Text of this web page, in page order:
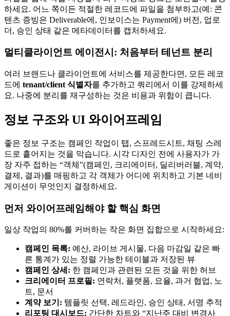
하세요. 어느 쪽이든 적절한 레코드에 파일을 첨부하고(예: 콘
텐츠 증빙은 Deliverable에, 인보이스는 Payment에) 버전, 업로
더, 승인 상태 같은 메타데이터를 캡처하세요.
멀티클라이언트 에이전시: 처음부터 테넌트 분리
여러 브랜드나 클라이언트에 서비스를 제공한다면, 모든 레코
드에 tenant/client 식별자를 추가하고 쿼리에서 이를 강제하세
요. 나중에 분리를 재구성하는 것은 비용과 위험이 큽니다.
정보 구조와 UI 와이어프레임
좋은 정보 구조는 캠페인 작업이 탭, 스프레드시트, 채팅 스레
드로 흩어지는 것을 막습니다. 시각 디자인 전에 사용자가 가
장 자주 접하는 “객체”(캠페인, 크리에이터, 딜리버러블, 계약,
결제, 결과)를 매핑하고 각 객체가 어디에 위치하고 기본 네비
게이션이 무엇인지 결정하세요.
먼저 와이어프레임해야 할 핵심 화면
일상 작업의 80%를 커버하는 작은 화면 집합으로 시작하세요:
캠페인 목록: 예산, 라이브 게시물, 다음 마감일 같은 빠
른 통계가 있는 정렬 가능한 테이블과 저장된 뷰
캠페인 상세: 한 캠페인과 관련된 모든 것을 위한 허브
크리에이터 프로필: 연락처, 플랫폼, 요율, 과거 협업, 노
트, 문서
계약 보기: 템플릿 선택, 레드라인, 승인 상태, 서명 추적
리포팅 대시보드: 간단한 차트와 “지난주 대비 변경사